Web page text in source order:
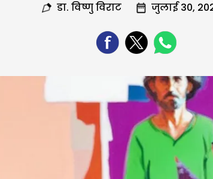
डा. विष्णु विराट जुलाई 30,